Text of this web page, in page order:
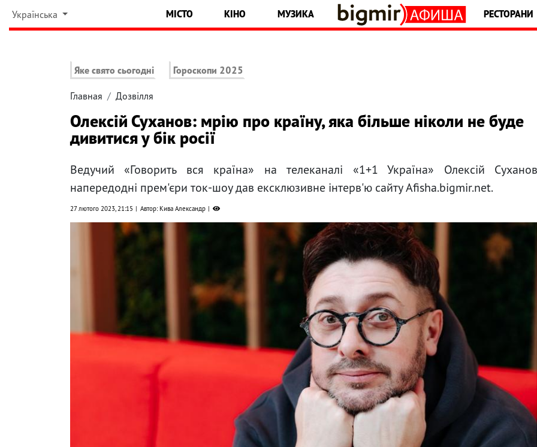
Українська МІСТО КІНО МУЗИКА РЕСТОРАНИ
Яке свято сьогодні Гороскопи 2025
Главная Дозвілля
Олексій Суханов: мрію про країну, яка більше ніколи не буде
дивитися у бік росії
Ведучий «Говорить вся країна» на телеканалі «1+1 Україна» Олексій Суханов
напередодні прем'єри ток-шоу дав ексклюзивне інтерв'ю сайту Afisha.bigmir.net.
27 лютого 2023, 21:15 Автор: Кива Александр